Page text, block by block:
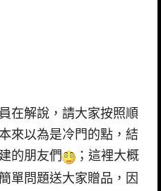
解說，請大家按照順
來以為是冷門的點，結
的朋友們
；這裡大概
單問題送大家贈品，因